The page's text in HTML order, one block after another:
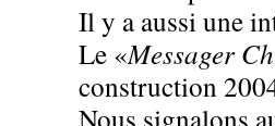
Il y a aussi une
Le «Messager
construction
Nous signalons